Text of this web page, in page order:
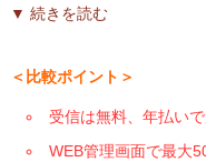
▼ 続きを読む
＜比較ポイント＞
受信は無料、年払い
WEB管理画面で最大